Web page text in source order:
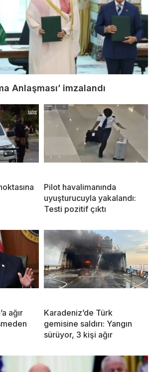
Anlaşması’ imzalandı
Pilot havalimanında
uyuşturucuyla yakalandı:
Testi pozitif çıktı
ağır
Karadeniz’de Türk
gemisine saldırı: Yangın
sürüyor, 3 kişi ağır